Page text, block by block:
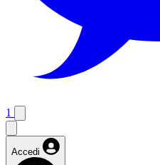
1
Accedi